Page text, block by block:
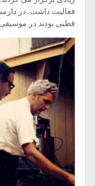
فعالیت داشت. در
قطبی بودند در
شیش و
بدنام